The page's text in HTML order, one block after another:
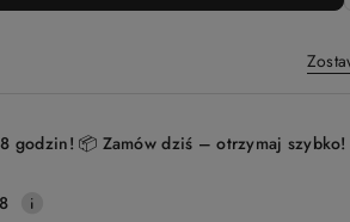
godzin! 📦 Zamów dziś – otrzymaj szybko!